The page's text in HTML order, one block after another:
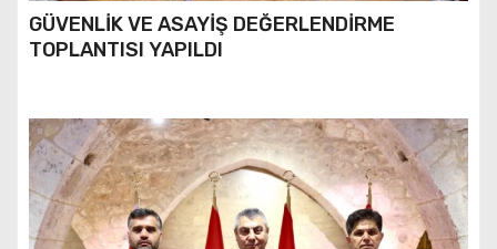
GÜVENLİK VE ASAYİŞ DEĞERLENDİRME
TOPLANTISI YAPILDI